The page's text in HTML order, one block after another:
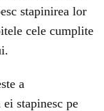
stapinirea lor
cele cumplite
a
stapinesc pe